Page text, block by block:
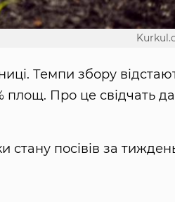
Темпи збору
площ. Про це свідчать
стану посівів за